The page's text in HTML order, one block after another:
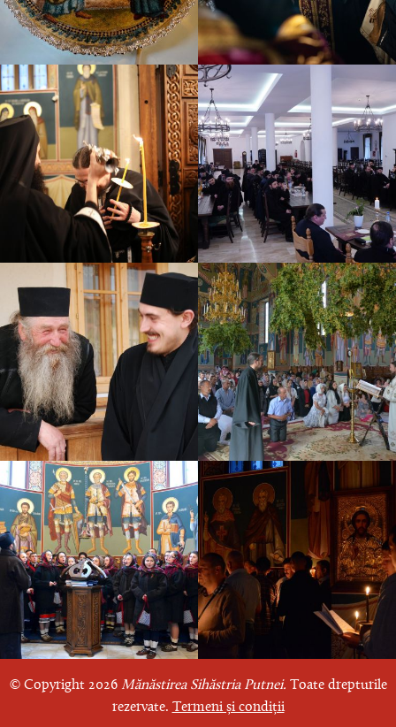
© Copyright 2026 Mănăstirea Sihăstria Putnei. Toate drepturile
rezervate. Termeni și condiții